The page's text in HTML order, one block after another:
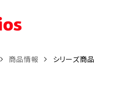
商品情報 シリーズ商品